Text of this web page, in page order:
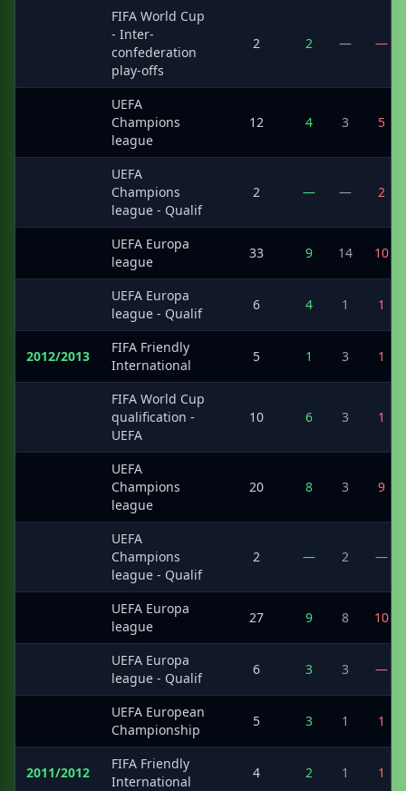
FIFA World Cup
- Inter-
confederation
play-offs
2 2 — —
UEFA
Champions
league
12 4 3 5
UEFA
Champions
league - Qualif
2 — — 2
UEFA Europa
league
33 9 14 10
UEFA Europa
league - Qualif
6 4 1 1
2012/2013
FIFA Friendly
International
5 1 3 1
FIFA World Cup
qualification -
UEFA
10 6 3 1
UEFA
Champions
league
20 8 3 9
UEFA
Champions
league - Qualif
2 — 2 —
UEFA Europa
league
27 9 8 10
UEFA Europa
league - Qualif
6 3 3 —
UEFA European
Championship
5 3 1 1
2011/2012
FIFA Friendly
International
4 2 1 1